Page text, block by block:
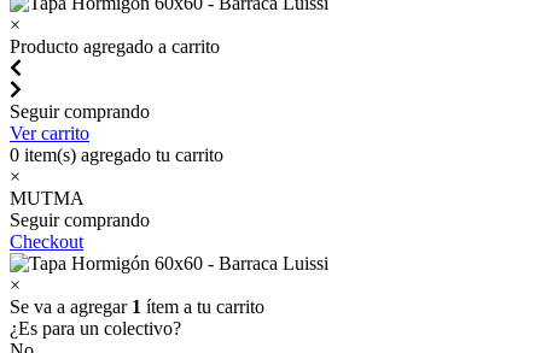
×
Producto agregado a carrito
Seguir comprando
Ver carrito
0 item(s) agregado tu carrito
×
MUTMA
Seguir comprando
Checkout
×
Se va a agregar 1 ítem a tu carrito
¿Es para un colectivo?